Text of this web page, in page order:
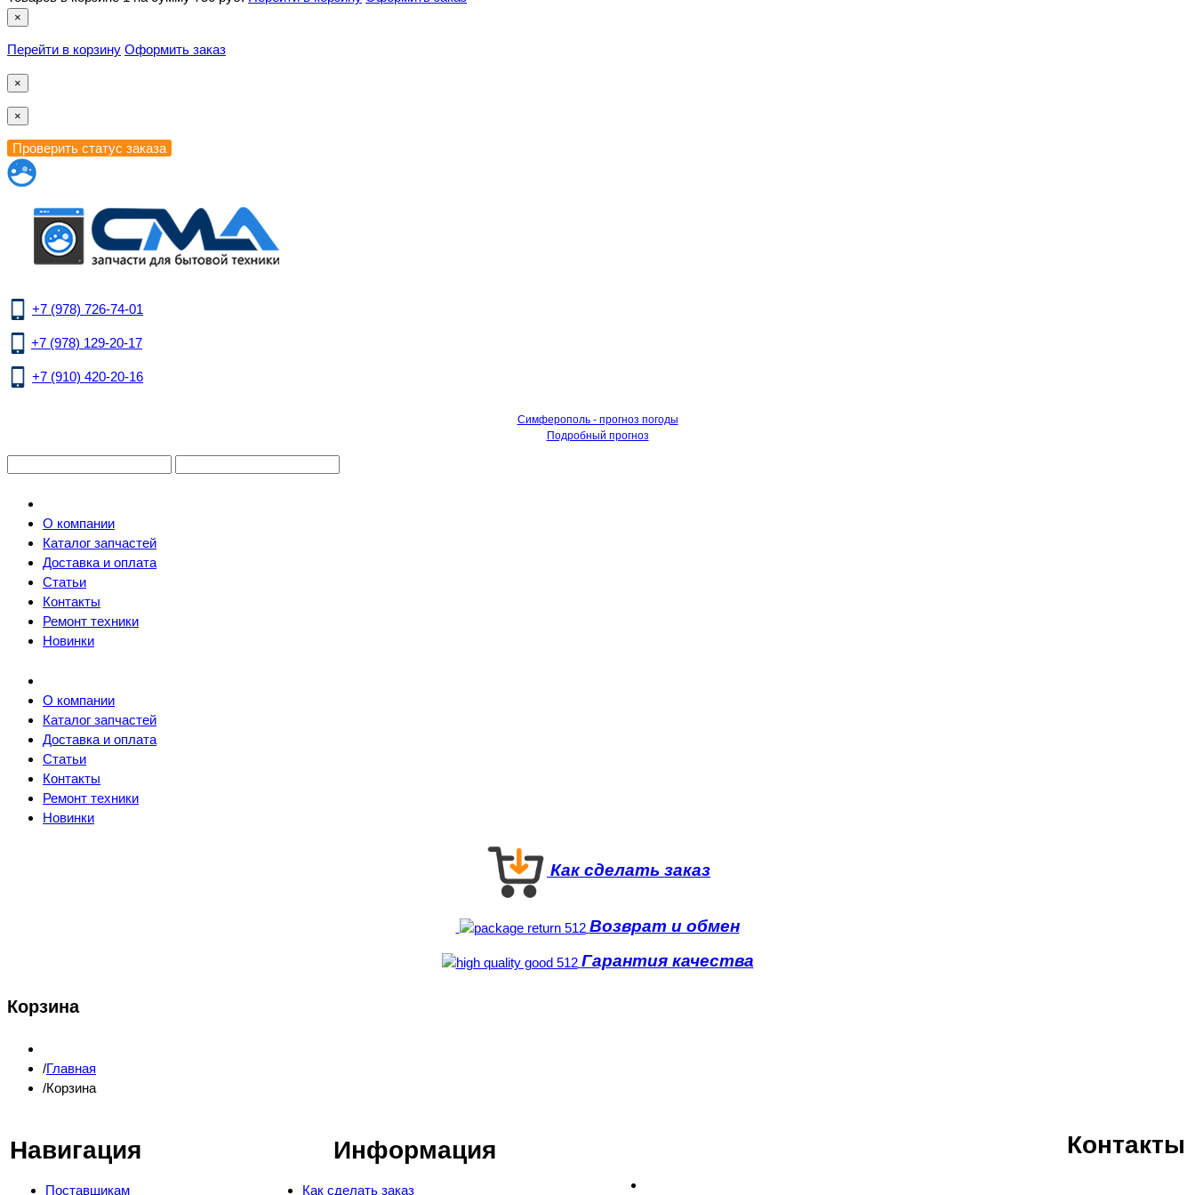
×
Перейти в корзину Оформить заказ
×
×
+7 (978) 726-74-01
+7 (978) 129-20-17
+7 (910) 420-20-16
Симферополь - прогноз погоды
Подробный прогноз
О компании
Каталог запчастей
Доставка и оплата
Статьи
Контакты
Ремонт техники
Новинки
О компании
Каталог запчастей
Доставка и оплата
Статьи
Контакты
Ремонт техники
Новинки
Как сделать заказ
Возврат и обмен
Гарантия качества
Корзина
Главная
Корзина
Навигация
Поставщикам
Информация
Как сделать заказ
Контакты